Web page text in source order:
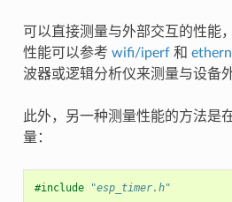
可以直接测量与外部交互的性能
性能可以参考 wifi/iperf和
波器或逻辑分析仪来测量与设备
此外，另一种测量性能的方法是
量：
#include "esp_timer.h"